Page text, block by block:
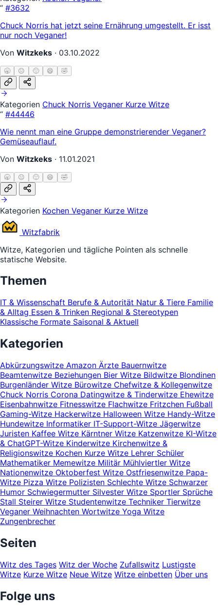
“ #3632
Chuck Norris hat jetzt seine Ernährung umgestellt. Er isst
nur noch Veganer!
Von Witzkeks · 03.10.2022
🥱 😐 🙂 😄 🤣
Kategorien Chuck Norris Veganer Kurze Witze
“ #44446
Wie nennt man eine Gruppe demonstrierender Veganer?
Gemüseauflauf.
Von Witzkeks · 11.01.2021
🥱 😐 🙂 😄 🤣
Kategorien Kochen Veganer Kurze Witze
Witzfabrik
Witze, Kategorien und tägliche Pointen als schnelle
statische Website.
Themen
IT & Wissenschaft Berufe & Autorität Natur & Tiere Familie
& Alltag Essen & Trinken Regional & Stereotypen
Klassische Formate Saisonal & Aktuell
Kategorien
Abkürzungswitze Amazon Ärzte Bauernwitze
Beamtenwitze Beziehungen Bier Witze Bildwitze Blondinen
Burgenländer Witze Bürowitze Chefwitze & Kollegenwitze
Chuck Norris Corona Datingwitze & Tinderwitze Ehewitze
Eisenbahnwitze Fitnesswitze Flachwitze Fritzchen Fußball
Gaming-Witze Hackerwitze Halloween Witze Handy-Witze
Hundewitze Informatiker IT-Support-Witze Jägerwitze
Juristen Kaffee Witze Kärntner Witze Katzenwitze KI-Witze
& ChatGPT-Witze Kinderwitze Kirchenwitze &
Religionswitze Kochen Kurze Witze Lehrer Schüler
Mathematiker Memewitze Militär Mühlviertler Witze
Nationenwitze Oktoberfest Witze Ostfriesenwitze Papa-
Witze Pizza Witze Polizisten Schlechte Witze Schwarzer
Humor Schwiegermutter Silvester Witze Sportler Sprüche
Stall Steirer Witze Studentenwitze Techniker Tierwitze
Veganer Weihnachten Wortwitze Yoga Witze
Zungenbrecher
Seiten
Witz des Tages Witz der Woche Zufallswitz Lustigste
Witze Kurze Witze Neue Witze Witze einbetten Über uns
Folge uns